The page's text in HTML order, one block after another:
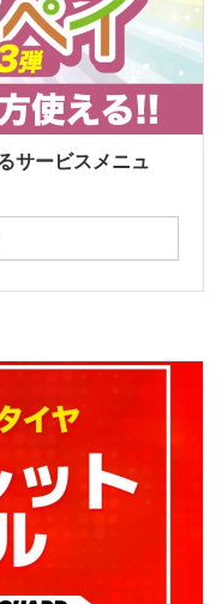
サービスメニュ